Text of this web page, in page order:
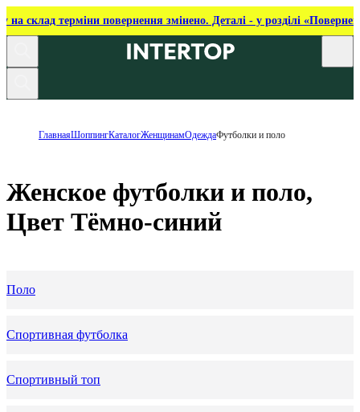
на склад терміни повернення змінено. Деталі - у розділі
ГлавнаяШоппингКаталогЖенщинамОдеждаФутболки и поло
Женское футболки и поло,
Цвет Тёмно-синий
Поло
Спортивная футболка
Спортивный топ